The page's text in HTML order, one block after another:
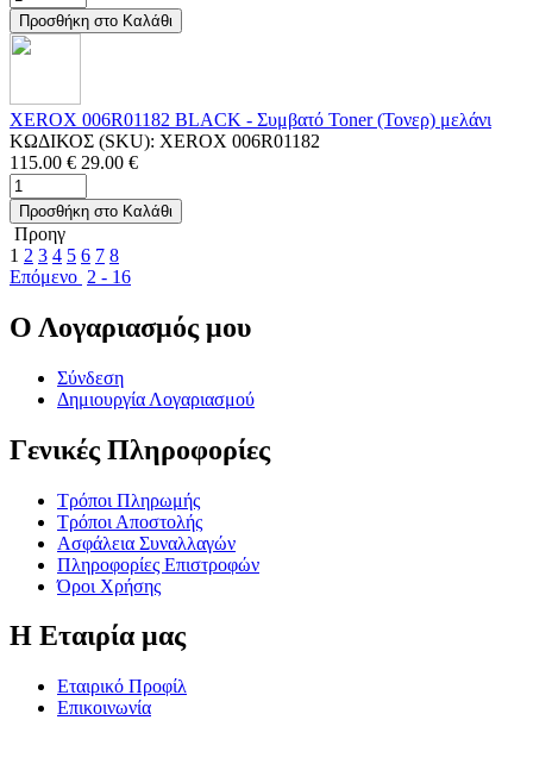
Προσθήκη στο Καλάθι
XEROX 006R01182 BLACK - Συμβατό Toner (Τονερ) μελάνι
ΚΩΔΙΚΟΣ (SKU): XEROX 006R01182
115.00 € 29.00 €
Προσθήκη στο Καλάθι
Προηγ
1 2 3 4 5 6 7 8
Επόμενο 2 - 16
Ο Λογαριασμός μου
Σύνδεση
Δημιουργία Λογαριασμού
Γενικές Πληροφορίες
Τρόποι Πληρωμής
Τρόποι Αποστολής
Ασφάλεια Συναλλαγών
Πληροφορίες Επιστροφών
Όροι Χρήσης
Η Εταιρία μας
Εταιρικό Προφίλ
Επικοινωνία